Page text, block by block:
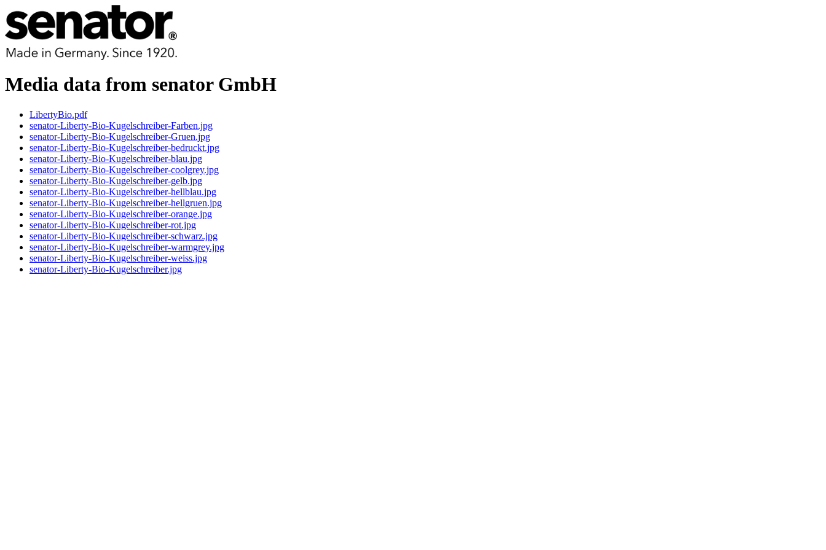
Media data from senator GmbH
LibertyBio.pdf
senator-Liberty-Bio-Kugelschreiber-Farben.jpg
senator-Liberty-Bio-Kugelschreiber-Gruen.jpg
senator-Liberty-Bio-Kugelschreiber-bedruckt.jpg
senator-Liberty-Bio-Kugelschreiber-blau.jpg
senator-Liberty-Bio-Kugelschreiber-coolgrey.jpg
senator-Liberty-Bio-Kugelschreiber-gelb.jpg
senator-Liberty-Bio-Kugelschreiber-hellblau.jpg
senator-Liberty-Bio-Kugelschreiber-hellgruen.jpg
senator-Liberty-Bio-Kugelschreiber-orange.jpg
senator-Liberty-Bio-Kugelschreiber-rot.jpg
senator-Liberty-Bio-Kugelschreiber-schwarz.jpg
senator-Liberty-Bio-Kugelschreiber-warmgrey.jpg
senator-Liberty-Bio-Kugelschreiber-weiss.jpg
senator-Liberty-Bio-Kugelschreiber.jpg